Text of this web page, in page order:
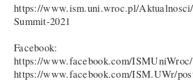
https://www.ism.uni.wroc.pl/
Summit-2021
Facebook:
https://www.facebook.com/ISMUniWroc/
https://www.facebook.com/ISM.UWr/